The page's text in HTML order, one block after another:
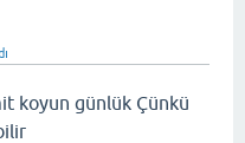
koyun günlük Çünkü